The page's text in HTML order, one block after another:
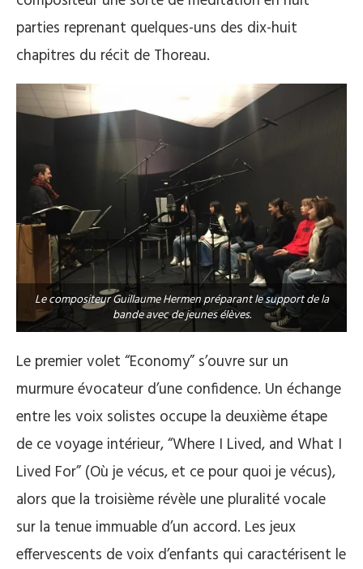
parties reprenant quelques-uns des dix-huit
chapitres du récit de Thoreau.
Le compositeur Guillaume Hermen préparant le support de la
bande avec de jeunes élèves.
Le premier volet “Economy” s’ouvre sur un
murmure évocateur d’une confidence. Un échange
entre les voix solistes occupe la deuxième étape
de ce voyage intérieur, “Where I Lived, and What I
Lived For” (Où je vécus, et ce pour quoi je vécus),
alors que la troisième révèle une pluralité vocale
sur la tenue immuable d’un accord. Les jeux
effervescents de voix d’enfants qui caractérisent le